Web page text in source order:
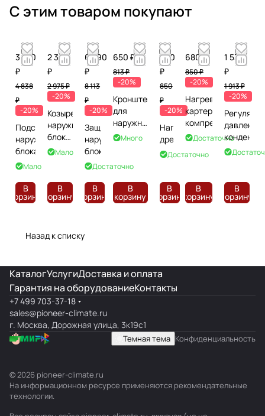
С этим товаром покупают
3 870
₽
4 838
₽
-20%
Подставка
наружного
блока
Мало
В
корзину
2 380
₽
2 975 ₽
-20%
Козырек
наружного
блока
до 4Мало
В
корзину
6 490
₽
8 113
₽
-20%
Защита
наружного
блока
Достаточно
В
корзину
650 ₽
813 ₽
-20%
Кронштейн
для
наружного
блока до
Много
В
корзину
680
₽
850
₽
-20%
Нагреватель
дренажа
Достаточно
В
корзину
680 ₽
850 ₽
-20%
Нагреватель
картера
компрессора
Достаточно
В
корзину
1 530
₽
1 913 ₽
-20%
Регулятор
давления
В
корзину
Назад к списку
КаталогУслугиДоставка и оплата
Гарантия на оборудованиеКонтакты
+7 499 703-37-18
sales@pioneer-climate.ru
г. Москва, Дорожная улица, 3к19с1
Темная тема Конфиденциальность
© 2026 pioneer-climate.ru
На информационном ресурсе применяются рекомендательные
технологии.